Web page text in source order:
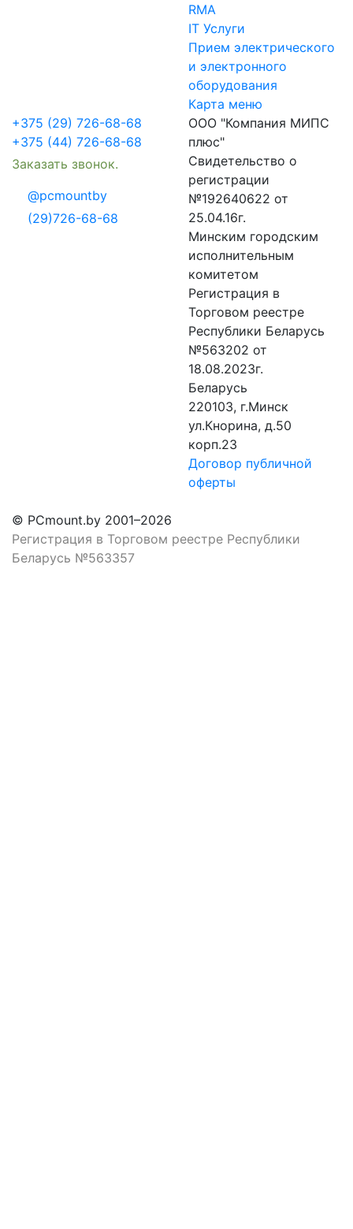
RMA
IT Услуги
Прием электрического
и электронного
оборудования
Карта меню
+375 (29) 726-68-68
+375 (44) 726-68-68
Заказать звонок.
@pcmountby
(29)726-68-68
ООО "Компания МИПС
плюс"
Свидетельство о
регистрации
№192640622 от
25.04.16г.
Минским городским
исполнительным
комитетом
Регистрация в
Торговом реестре
Республики Беларусь
№563202 от
18.08.2023г.
Беларусь
220103, г.Минск
ул.Кнорина, д.50
корп.23
Договор публичной
оферты
© PCmount.by 2001–2026
Регистрация в Торговом реестре Республики
Беларусь №563357